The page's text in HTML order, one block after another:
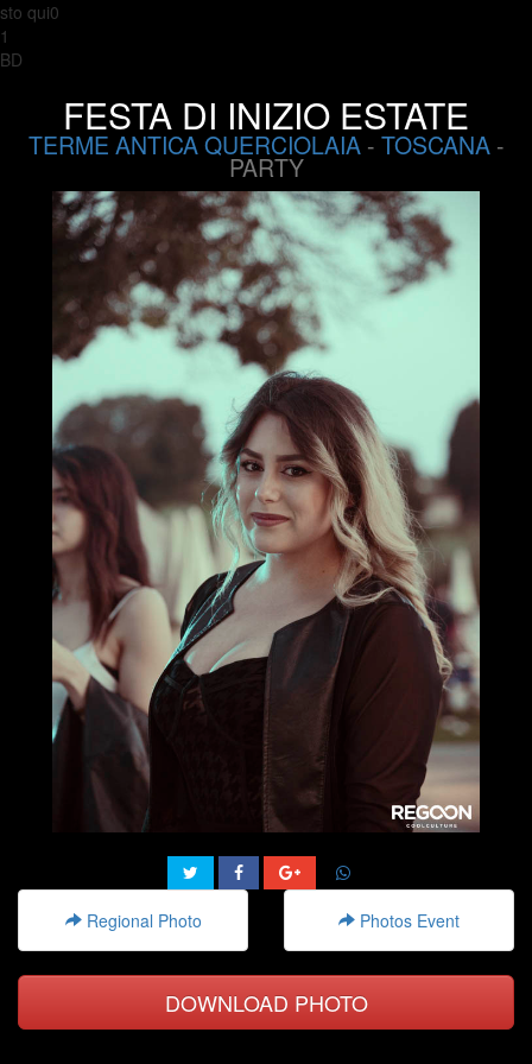
sto qui0
1
BD
FESTA DI INIZIO ESTATE
TERME ANTICA QUERCIOLAIA- TOSCANA-
PARTY
Regional Photo Photos Event
DOWNLOAD PHOTO